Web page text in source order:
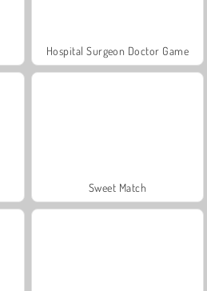
Hospital Surgeon Doctor Game
Sweet Match